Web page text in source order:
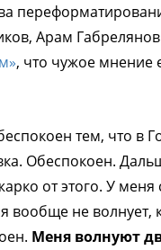
Арам
, что чужое мнение
тем, что в
Обеспокоен.
от этого. У меня
вообще не волнует,
Меня волнуют